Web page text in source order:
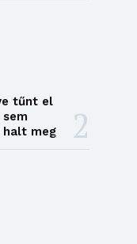
tűnt el
meg